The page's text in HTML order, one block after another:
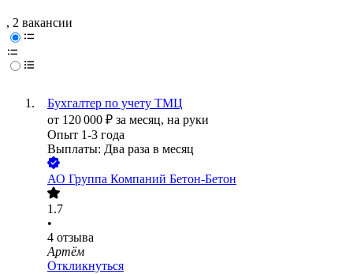
, 2 вакансии
Бухгалтер по учету ТМЦ
от 120 000 ₽ за месяц, на руки
Опыт 1-3 года
Выплаты: Два раза в месяц
АО Группа Компаний Бетон-Бетон
1.7
•
4 отзыва
Артём
Откликнуться